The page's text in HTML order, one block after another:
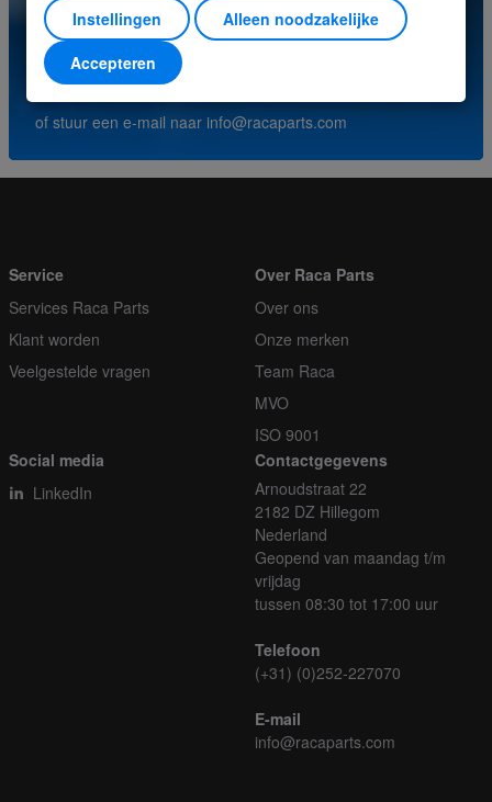
ons servicecenter.
(+31) (0)252-227070
of stuur een e-mail naar info@racaparts.com
Instellingen
Alleen noodzakelijke
Accepteren
Service
Services Raca Parts
Klant worden
Veelgestelde vragen
Over Raca Parts
Over ons
Onze merken
Team Raca
MVO
ISO 9001
Social media
LinkedIn
Contactgegevens
Arnoudstraat 22
2182 DZ Hillegom
Nederland
Geopend van maandag t/m
vrijdag
tussen 08:30 tot 17:00 uur
Telefoon
(+31) (0)252-227070
E-mail
info@racaparts.com